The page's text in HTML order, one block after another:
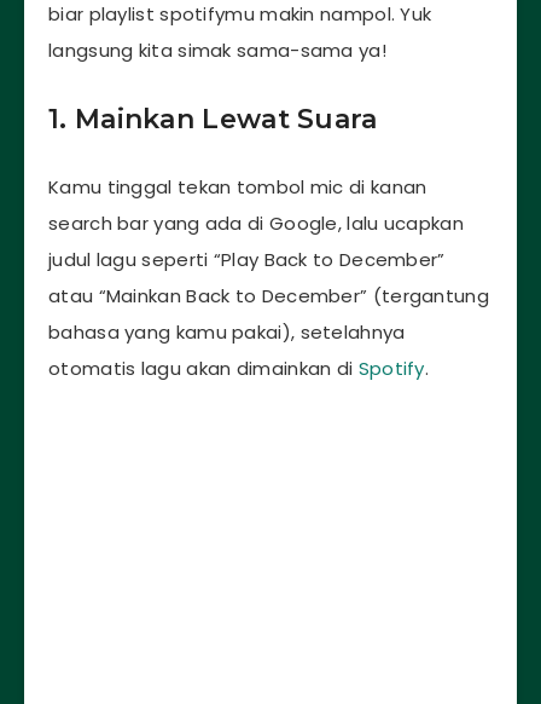
biar playlist spotifymu makin nampol. Yuk
langsung kita simak sama-sama ya!
1. Mainkan Lewat Suara
Kamu tinggal tekan tombol mic di kanan
search bar yang ada di Google, lalu ucapkan
judul lagu seperti “Play Back to December”
atau “Mainkan Back to December” (tergantung
bahasa yang kamu pakai), setelahnya
otomatis lagu akan dimainkan di Spotify.